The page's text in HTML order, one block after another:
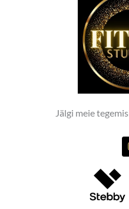
Jälgi meie